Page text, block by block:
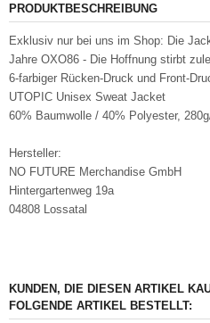
PRODUKTBESCHREIBUNG
Exklusiv nur bei uns im Shop: Die
Jahre OXO86 - Die Hoffnung stirbt
6-farbiger Rücken-Druck und Front-
UTOPIC Unisex Sweat Jacket
60% Baumwolle / 40% Polyester,
Hersteller:
NO FUTURE Merchandise GmbH
Hintergartenweg 19a
04808 Lossatal
KUNDEN, DIE DIESEN ARTIKEL
FOLGENDE ARTIKEL BESTELLT: